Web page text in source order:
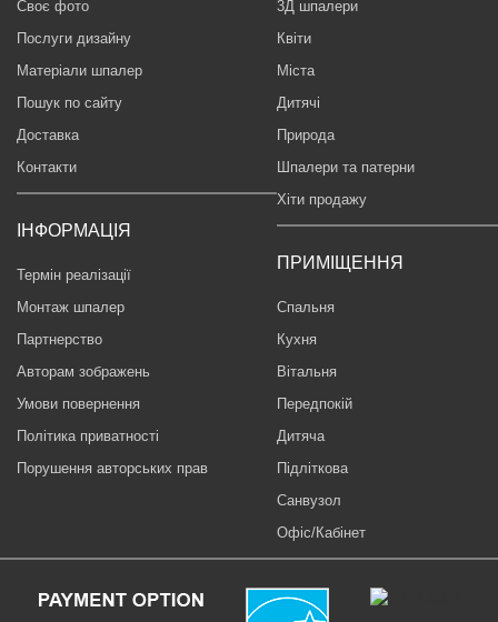
Своє фото
Послуги дизайну
Матеріали шпалер
Пошук по сайту
Доставка
Контакти
ІНФОРМАЦІЯ
Термін реалізації
Монтаж шпалер
Партнерство
Авторам зображень
Умови повернення
Політика приватності
Порушення авторських прав
3Д шпалери
Квіти
Міста
Дитячі
Природа
Шпалери та патерни
Хіти продажу
ПРИМІЩЕННЯ
Спальня
Кухня
Вітальня
Передпокій
Дитяча
Підліткова
Санвузол
Офіс/Кабінет